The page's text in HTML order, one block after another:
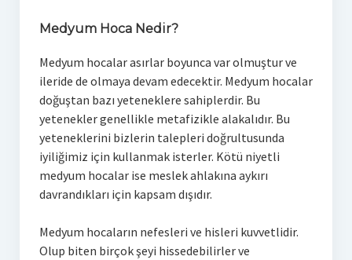
Medyum Hoca Nedir?
Medyum hocalar asırlar boyunca var olmuştur ve
ileride de olmaya devam edecektir. Medyum hocalar
doğuştan bazı yeteneklere sahiplerdir. Bu
yetenekler genellikle metafizikle alakalıdır. Bu
yeteneklerini bizlerin talepleri doğrultusunda
iyiliğimiz için kullanmak isterler. Kötü niyetli
medyum hocalar ise meslek ahlakına aykırı
davrandıkları için kapsam dışıdır.
Medyum hocaların nefesleri ve hisleri kuvvetlidir.
Olup biten birçok şeyi hissedebilirler ve